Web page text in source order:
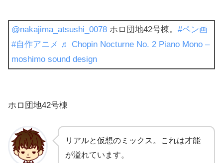
@nakajima_atsushi_0078 ホロ団地42号棟。 #ペン画
#自作アニメ ♬ Chopin Nocturne No. 2 Piano Mono –
moshimo sound design
ホロ団地42号棟
リアルと仮想のミックス。これは才能
が溢れています。